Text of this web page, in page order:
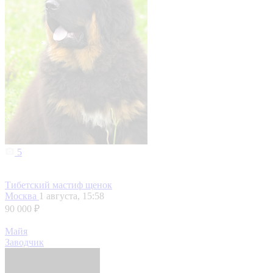
5
Тибетский мастиф щенок
Москва 1 августа, 15:58
90 000 ₽
Майя
Заводчик